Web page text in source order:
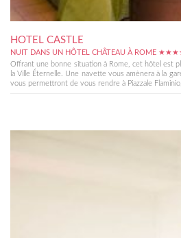
HOTEL CASTLE
NUIT DANS UN HÔTEL CHÂTEAU À ROME
Offrant une bonne situation à Rome, cet hôtel est
la Ville Éternelle. Une navette vous amènera à la
vous permettront de vous rendre à Piazzale Flaminio,